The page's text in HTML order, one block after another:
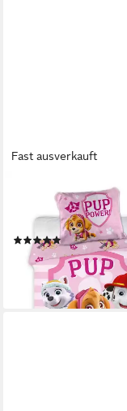
Fast ausverkauft
Babybettwäsche PAW
Babybettwäsche
(20)
19,99 €
lieferbar - in 2-3